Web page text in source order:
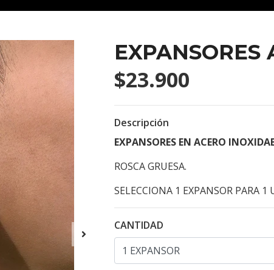
EXPANSORES
$23.900
Descripción
EXPANSORES EN ACERO
ROSCA GRUESA.
SELECCIONA 1 EXPANSOR PARA 1
CANTIDAD